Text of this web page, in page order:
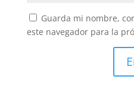
Guarda mi nombre,
este navegador para la